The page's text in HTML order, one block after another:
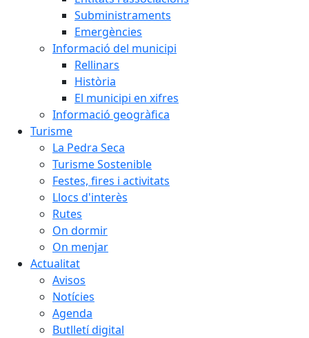
Subministraments
Emergències
Informació del municipi
Rellinars
Història
El municipi en xifres
Informació geogràfica
Turisme
La Pedra Seca
Turisme Sostenible
Festes, fires i activitats
Llocs d'interès
Rutes
On dormir
On menjar
Actualitat
Avisos
Notícies
Agenda
Butlletí digital